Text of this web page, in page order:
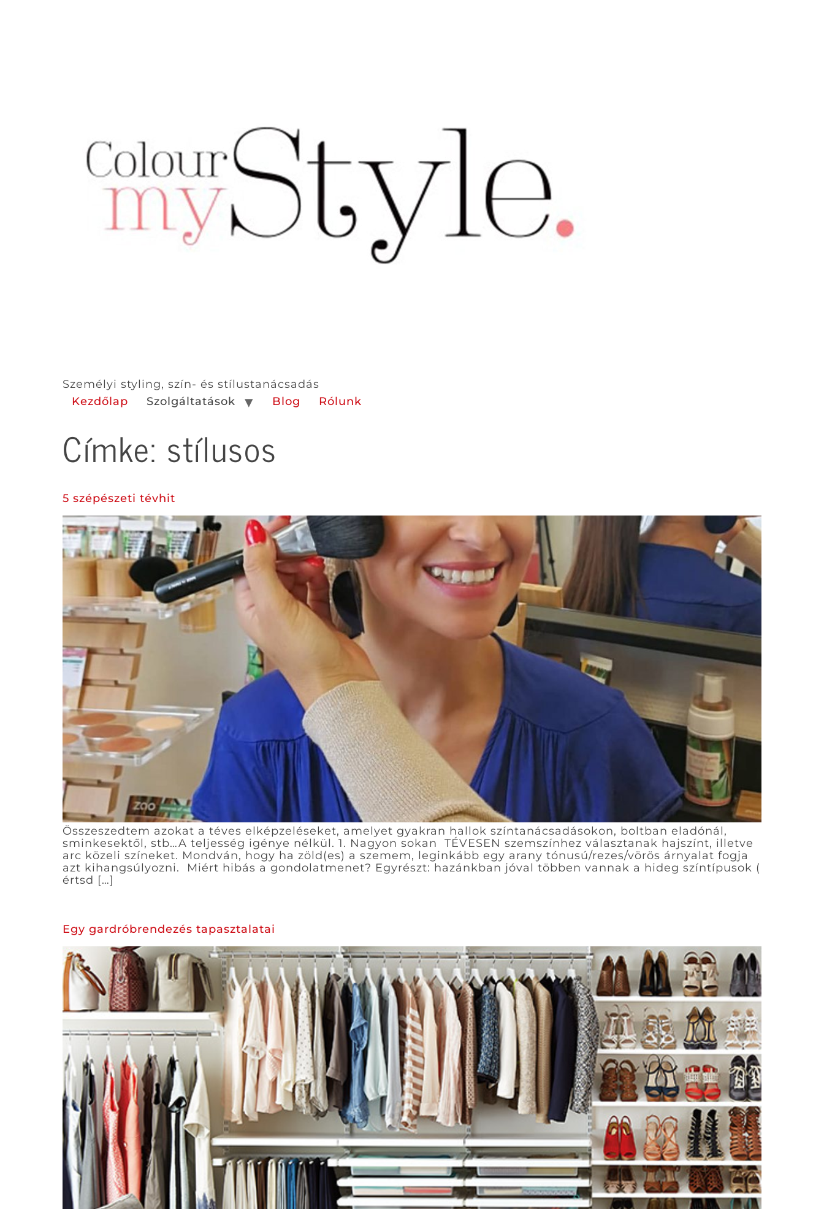
Személyi styling, szín- és stílustanácsadás
Kezdőlap
Szolgáltatások Blog Rólunk
Címke: stílusos
5 szépészeti tévhit
Összeszedtem azokat a téves elképzeléseket, amelyet gyakran hallok színtanácsadásokon, boltban eladónál,
sminkesektől, stb…A teljesség igénye nélkül. 1. Nagyon sokan TÉVESEN szemszínhez választanak hajszínt, illetve
arc közeli színeket. Mondván, hogy ha zöld(es) a szemem, leginkább egy arany tónusú/rezes/vörös árnyalat fogja
azt kihangsúlyozni. Miért hibás a gondolatmenet? Egyrészt: hazánkban jóval többen vannak a hideg színtípusok (
értsd […]
Egy gardróbrendezés tapasztalatai